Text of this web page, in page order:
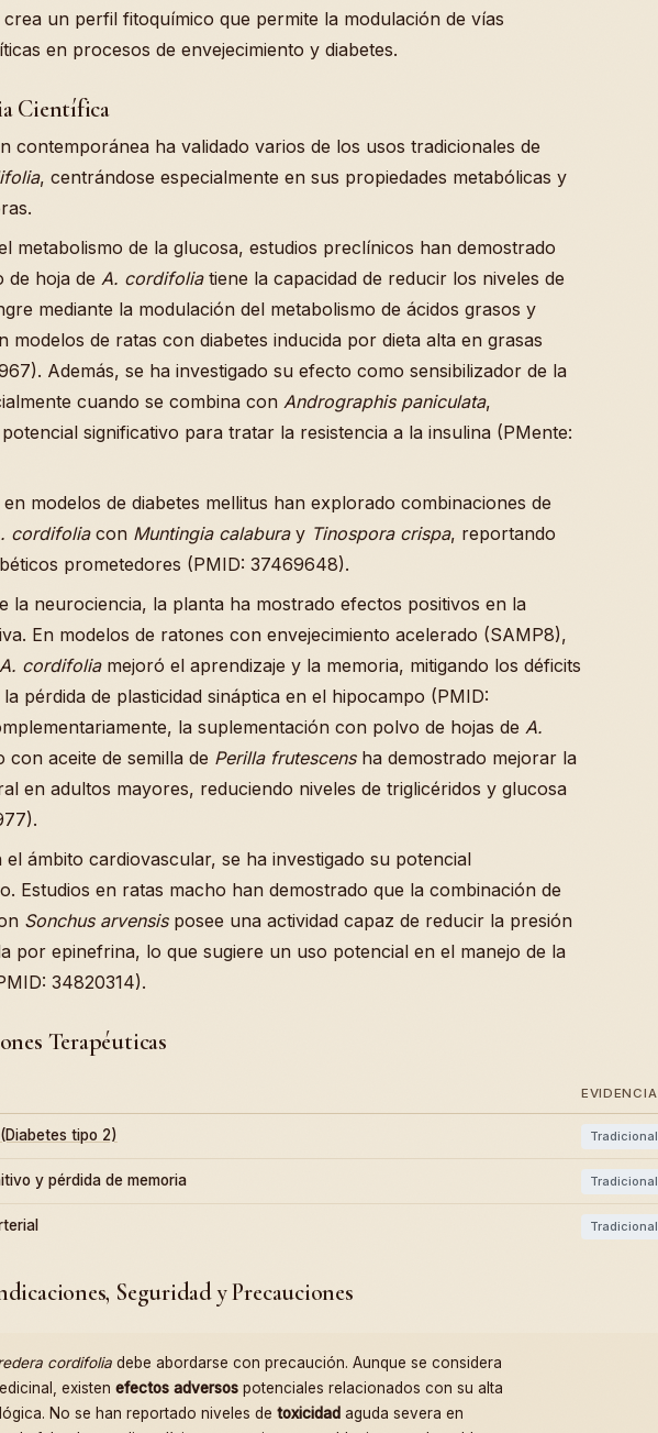
un perfil fitoquímico que permite la modulación de vías
en procesos de envejecimiento y diabetes.
Científica
contemporánea ha validado varios de los usos tradicionales de
, centrándose especialmente en sus propiedades metabólicas y
metabolismo de la glucosa, estudios preclínicos han demostrado
de hoja de A. cordifoliatiene la capacidad de reducir los niveles de
mediante la modulación del metabolismo de ácidos grasos y
modelos de ratas con diabetes inducida por dieta alta en grasas
Además, se ha investigado su efecto como sensibilizador de la
cuando se combina con Andrographis paniculata,
significativo para tratar la resistencia a la insulina (PMente:
modelos de diabetes mellitus han explorado combinaciones de
cordifoliacon Muntingia calaburay Tinospora crispa, reportando
prometedores (PMID: 37469648).
la neurociencia, la planta ha mostrado efectos positivos en la
En modelos de ratones con envejecimiento acelerado (SAMP8),
A. cordifoliamejoró el aprendizaje y la memoria, mitigando los déficits
pérdida de plasticidad sináptica en el hipocampo (PMID:
la suplementación con polvo de hojas de A.
con aceite de semilla de Perilla frutescensha demostrado mejorar la
en adultos mayores, reduciendo niveles de triglicéridos y glucosa
el ámbito cardiovascular, se ha investigado su potencial
Estudios en ratas macho han demostrado que la combinación de
Sonchus arvensisposee una actividad capaz de reducir la presión
por epinefrina, lo que sugiere un uso potencial en el manejo de la
34820314).
Terapéuticas
EVIDENCIA
tipo 2) Tradicional
y pérdida de memoria Tradicional
Tradicional
Seguridad y Precauciones
cordifolia debe abordarse con precaución. Aunque se considera
existen efectos adversos potenciales relacionados con su alta
No se han reportado niveles de toxicidad aguda severa en